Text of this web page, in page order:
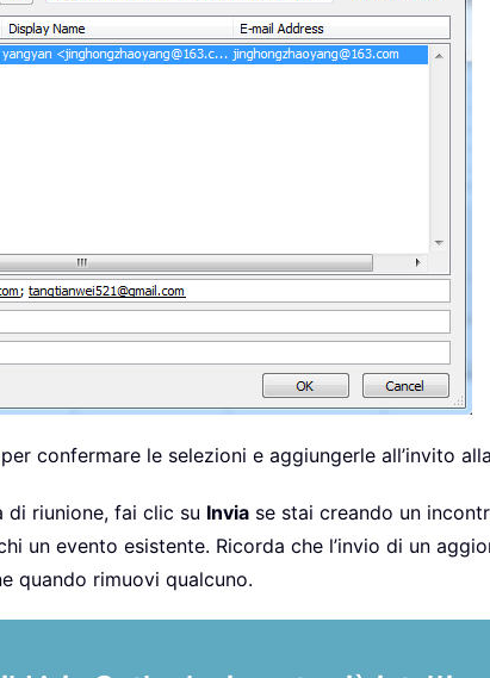
per confermare le selezioni e aggiungerle all’invito
di riunione, fai clic su Invia se stai creando un
un evento esistente. Ricorda che l’invio di un
quando rimuovi qualcuno.